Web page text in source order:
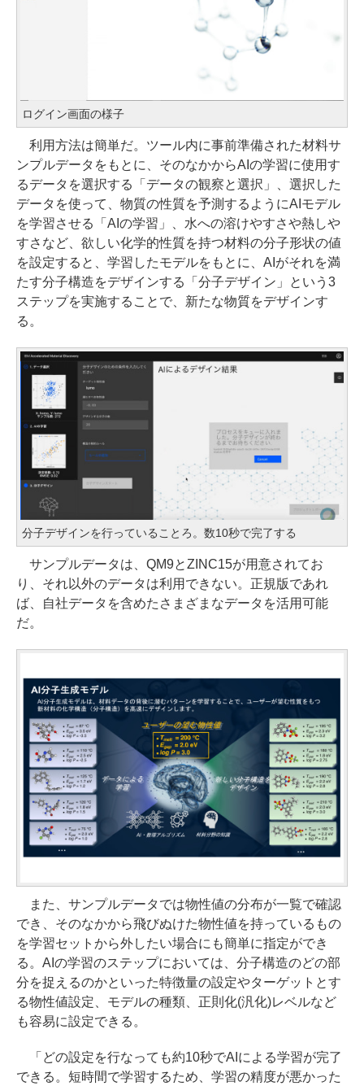
ログイン画面の様子
利用方法は簡単だ。ツール内に事前準備された材料サ
ンプルデータをもとに、そのなかからAIの学習に使用す
るデータを選択する「データの観察と選択」、選択した
データを使って、物質の性質を予測するようにAIモデル
を学習させる「AIの学習」、水への溶けやすさや熱しや
すさなど、欲しい化学的性質を持つ材料の分子形状の値
を設定すると、学習したモデルをもとに、AIがそれを満
たす分子構造をデザインする「分子デザイン」という3
ステップを実施することで、新たな物質をデザインす
る。
分子デザインを行っていることろ。数10秒で完了する
サンプルデータは、QM9とZINC15が用意されてお
り、それ以外のデータは利用できない。正規版であれ
ば、自社データを含めたさまざまなデータを活用可能
だ。
また、サンプルデータでは物性値の分布が一覧で確認
でき、そのなかから飛びぬけた物性値を持っているもの
を学習セットから外したい場合にも簡単に指定ができ
る。AIの学習のステップにおいては、分子構造のどの部
分を捉えるのかといった特徴量の設定やターゲットとす
る物性値設定、モデルの種類、正則化(汎化)レベルなど
も容易に設定できる。
「どの設定を行なっても約10秒でAIによる学習が完了
できる。短時間で学習するため、学習の精度が悪かった